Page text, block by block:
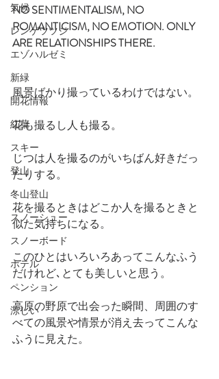
気候
レンゲツツジ
エゾハルゼミ
新緑
開花情報
紅葉
スキー
登山
冬山登山
スノーシュー
スノーボード
ホテル
ペンション
涼しい
NO SENTIMENTALISM, NO
ROMANTICISM, NO EMOTION. ONLY
ARE RELATIONSHIPS THERE.
風景ばかり撮っているわけではない。
花も撮るし人も撮る。
じつは人を撮るのがいちばん好きだっ
たりする。
花を撮るときはどこか人を撮るときと
似た気持ちになる。
このひとはいろいろあってこんなふう
だけれど､とても美しいと思う。
高原の野原で出会った瞬間、周囲のす
べての風景や情景が消え去ってこんな
ふうに見えた。